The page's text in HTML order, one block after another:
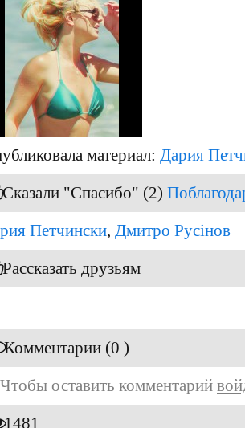
материал: Дария
Сказали "Спасибо" (2)
Петчински, Дмитро Русінов
Рассказать друзьям
Комментарии (0 )
оставить комментарий
1481